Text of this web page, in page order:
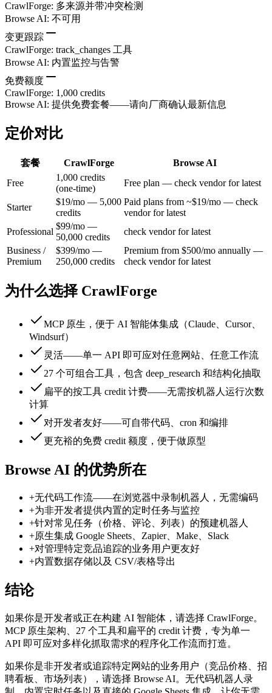
CrawlForge: 多来源并带冲突检测
Browse AI: 不可用
变更跟踪
CrawlForge: track_changes 工具
Browse AI: 内置监控与告警
免费额度
CrawlForge: 1,000 credits
Browse AI: 提供免费套餐——请向厂商确认最新信息
定价对比
套餐 CrawlForge
Browse AI
Free
1,000 credits
(one-time)
Free plan — check vendor for latest
Starter
$19/mo — 5,000
credits
Paid plans from ~$19/mo — check
vendor for latest
Professional
$99/mo —
50,000 credits
check vendor for latest
Business /
Premium
$399/mo —
250,000 credits
Premium from $500/mo annually —
check vendor for latest
为什么选择 CrawlForge
MCP 原生，便于 AI 智能体集成（Claude、Cursor、
Windsurf）
灵活——单一 API 即可应对任意网站、任意工作流
27 个可组合工具，包含 deep_research 和结构化抽取
扁平的按工具 credit 计费——无需按机器人运行次数
计算
对开发者友好——可自带代码、cron 和编排
更充裕的免费 credit 额度，便于做原型
Browse AI 的优势所在
+无代码工作流——在浏览器中录制机器人，无需编码
+为非开发者提供内置的定时任务与监控
+针对常见任务（价格、评论、列表）的预建机器人
+原生集成 Google Sheets、Zapier、Make、Slack
+对管理特定竞品追踪的业务用户更友好
+内置数据存储以及 CSV/表格导出
结论
如果你是开发者或正在构建 AI 智能体，请选择 CrawlForge。
MCP 原生架构、27 个工具和扁平的 credit 计费，专为单一
API 即可应对多样化抓取需求的程序化工作流而打造。
如果你是非开发者或追踪特定网站的业务用户（竞品价格、招
聘看板、市场列表），请选择 Browse AI。无代码机器人录